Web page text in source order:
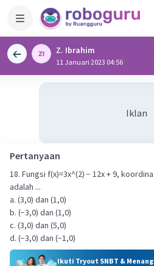
Z. Ibrahim
11 Januari 2023 04:56
Iklan
Pertanyaan
18. Fungsi f(x)=3x^(2) − 12x + 9,
adalah ...
a. (3,0) dan (1,0)
b. (−3,0) dan (1,0)
c. (3,0) dan (5,0)
d. (−3,0) dan (−1,0)
Ikuti Tryout SNBT &